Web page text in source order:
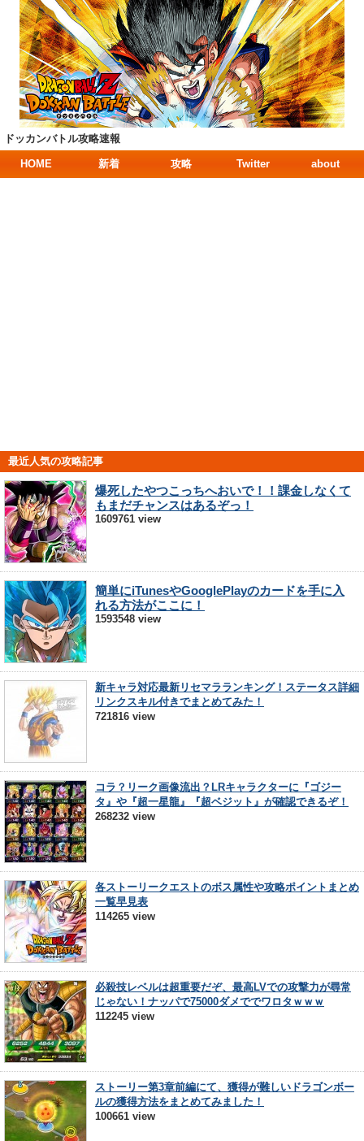
ドッカンバトル攻略速報
HOME 新着 攻略 Twitter about
最近人気の攻略記事
爆死したやつこっちへおいで！！課金しなくて
もまだチャンスはあるぞっ！
1609761 view
簡単にiTunesやGooglePlayのカードを手に入
れる方法がここに！
1593548 view
新キャラ対応最新リセマラランキング！ステータス詳細
リンクスキル付きでまとめてみた！
721816 view
コラ？リーク画像流出？LRキャラクターに『ゴジー
タ』や『超一星龍』『超ベジット』が確認できるぞ！
268232 view
各ストーリークエストのボス属性や攻略ポイントまとめ
一覧早見表
114265 view
必殺技レベルは超重要だぞ、最高LVでの攻撃力が尋常
じゃない！ナッパで75000ダメででワロタｗｗｗ
112245 view
ストーリー第3章前編にて、獲得が難しいドラゴンボー
ルの獲得方法をまとめてみました！
100661 view